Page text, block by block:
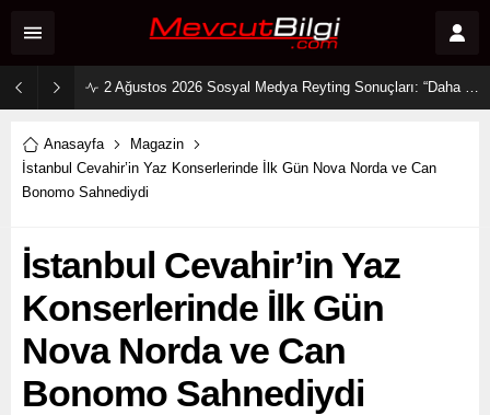
2 Ağustos 2026 Sosyal Medya Reyting Sonuçları: “Daha 17” Ekranlara Ambargo Koydu!
Anasayfa
Magazin
İstanbul Cevahir’in Yaz Konserlerinde İlk Gün Nova Norda ve Can
Bonomo Sahnediydi
İstanbul Cevahir’in Yaz
Konserlerinde İlk Gün
Nova Norda ve Can
Bonomo Sahnediydi